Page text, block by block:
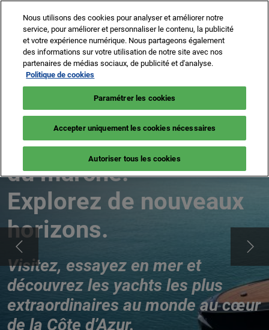
contenu
8 -13 sept. 2026
Cannes – Vieux Port & Port Canto
NEWSLETTER BILLETTERIE
Montez à bord.
Rencontrez les acteurs
du marché.
Explorez de nouveaux
horizons.
Visitez, essayez en mer et
découvrez les yachts les plus
extraordinaires au monde au cœur
de la Côte d’Azur.
Nous utilisons des cookies pour analyser et améliorer notre
service, pour améliorer et personnaliser le contenu, la publicité
et votre expérience numérique. Nous partageons également
des informations sur votre utilisation de notre site avec nos
partenaires de médias sociaux, de publicité et d'analyse.
Politique de cookies
Paramétrer les cookies
Accepter uniquement les cookies nécessaires
Autoriser tous les cookies